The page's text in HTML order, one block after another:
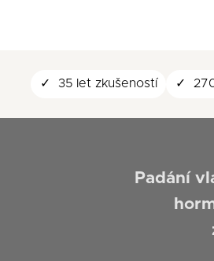
35 let zkušeností
Padání